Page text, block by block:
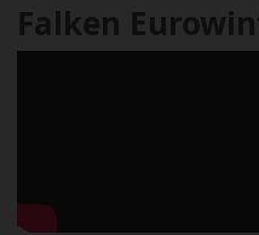
Falken